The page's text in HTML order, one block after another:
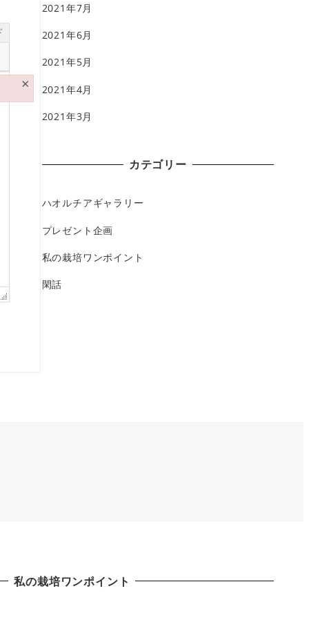
2021年7月
2021年6月
2021年5月
2021年4月
2021年3月
カテゴリー
ハオルチアギャラリー
プレゼント企画
私の栽培ワンポイント
閑話
私の栽培ワンポイント
×